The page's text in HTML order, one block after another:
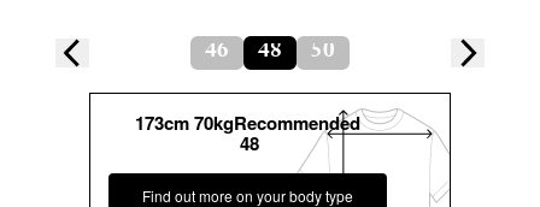
46 48 50
173cm 70kgRecommended
48
Find out more on your body type